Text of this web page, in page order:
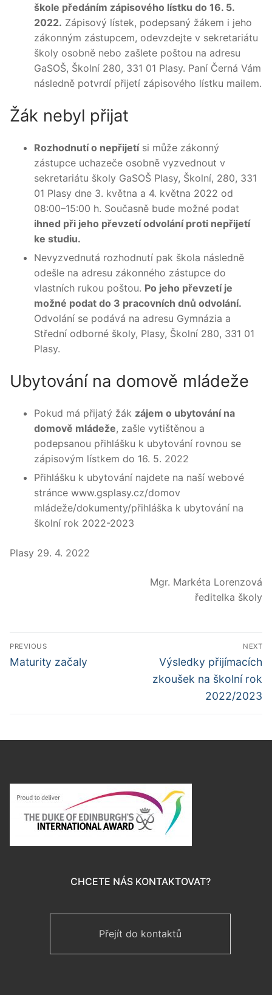
škole předáním zápisového lístku do 16. 5.
2022. Zápisový lístek, podepsaný žákem i jeho
zákonným zástupcem, odevzdejte v sekretariátu
školy osobně nebo zašlete poštou na adresu
GaSOŠ, Školní 280, 331 01 Plasy. Paní Černá Vám
následně potvrdí přijetí zápisového lístku mailem.
Žák nebyl přijat
Rozhodnutí o nepřijetísi může zákonný
zástupce uchazeče osobně vyzvednout v
sekretariátu školy GaSOŠ Plasy, Školní, 280, 331
01 Plasy dne 3. května a 4. května 2022 od
08:00–15:00 h. Současně bude možné podat
ihned při jeho převzetí odvolání proti nepřijetí
ke studiu.
Nevyzvednutá rozhodnutí pak škola následně
odešle na adresu zákonného zástupce do
vlastních rukou poštou. Po jeho převzetí je
možné podat do 3 pracovních dnů odvolání.
Odvolání se podává na adresu Gymnázia a
Střední odborné školy, Plasy, Školní 280, 331 01
Plasy.
Ubytování na domově mládeže
Pokud má přijatý žák zájem o ubytování na
domově mládeže, zašle vytištěnou a
podepsanou přihlášku k ubytování rovnou se
zápisovým lístkem do 16. 5. 2022
Přihlášku k ubytování najdete na naší webové
stránce www.gsplasy.cz/domov
mládeže/dokumenty/přihláška k ubytování na
školní rok 2022-2023
Plasy 29. 4. 2022
Mgr. Markéta Lorenzová
ředitelka školy
Navigace
pro
PREVIOUS
Předchozí
Maturity začaly
NEXT
Další
příspěvek
Výsledky přijímacích
zkoušek na školní rok
2022/2023
CHCETE NÁS KONTAKTOVAT?
Přejít do kontaktů